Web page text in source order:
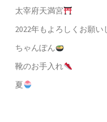
太宰府天満宮
2022年もよろしくお願い
ちゃんぽん
靴のお手入れ
夏